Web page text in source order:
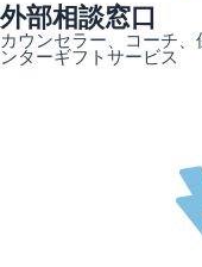
外部相談窓口
カウンセラー、コーチ
ンターギフトサービス